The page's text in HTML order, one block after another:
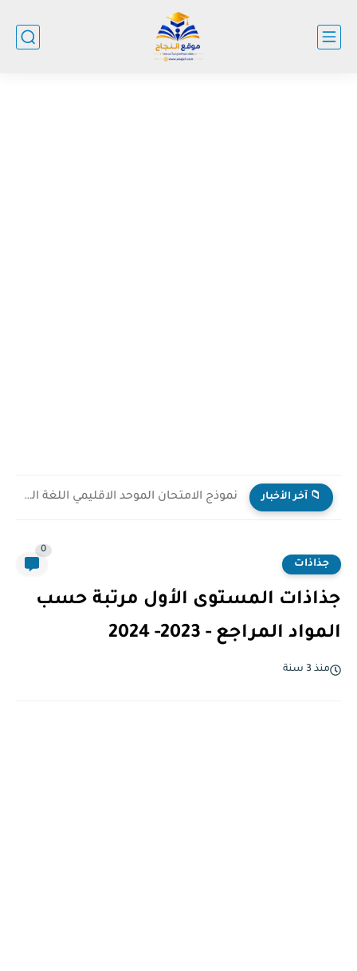
📁 آخر الأخبار نموذج الامتحان الموحد الاقليمي اللغة العربية نسخة تجريبية مع التصحيح...
جذاذات
0
جذاذات المستوى الأول مرتبة حسب
المواد المراجع - 2023- 2024
منذ 3 سنة